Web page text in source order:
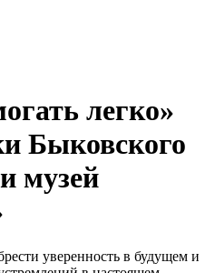
легко»
Быковского
музей
уверенность в будущем и